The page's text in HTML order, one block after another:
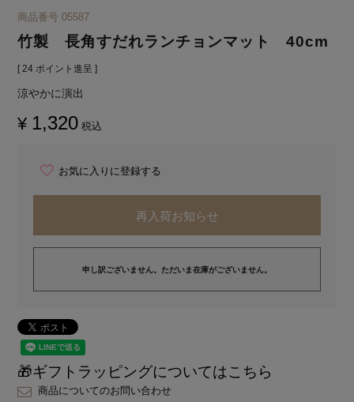
商品番号 05587
竹製 長角すだれランチョンマット 40cm
[ 24 ポイント進呈 ]
涼やかに演出
¥ 1,320 税込
お気に入りに登録する
再入荷お知らせ
申し訳ございません。ただいま在庫がございません。
🎁ギフトラッピングについてはこちら
商品についてのお問い合わせ